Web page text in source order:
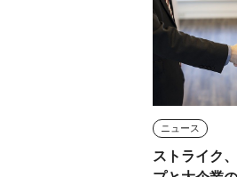
ニュース
ストライク